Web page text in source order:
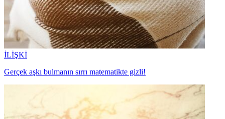
İLİŞKİ
Gerçek aşkı bulmanın sırrı matematikte gizli!